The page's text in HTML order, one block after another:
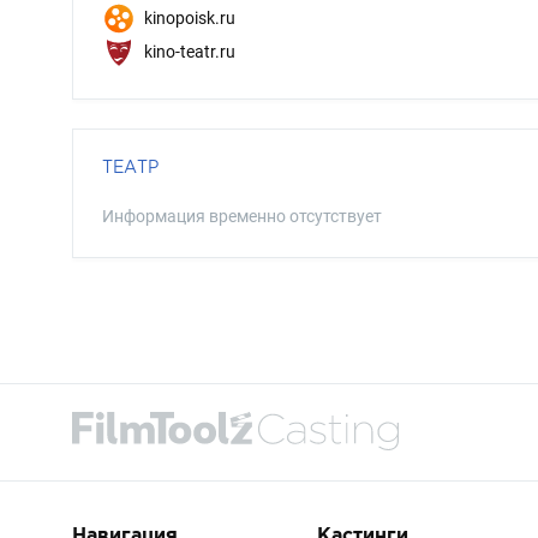
kinopoisk.ru
kino-teatr.ru
ТЕАТР
Информация временно отсутствует